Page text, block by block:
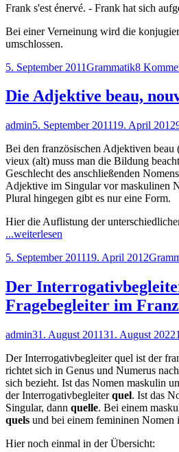
Frank s'est énervé. - Frank hat sich
Bei einer Verneinung wird die
umschlossen.
Veröffentlicht
5. September 2011Kategorien
Grammatik8
Die Adjektive beau,
Autor
adminVeröffentlicht
5. September 201119. April 2012
Bei den französischen Adjektiven beau
vieux (alt) muss man die Bildung
Geschlecht des anschließenden
Adjektive im Singular vor maskulinen
Plural hingegen gibt es nur eine Form.
Hier die Auflistung der
...weiterlesen
beau,
und
vieux"
Veröffentlicht
5. September 201119. April 2012
Der
Fragebegleiter im
Autor
adminVeröffentlicht
31. August 201131. August 2022
Der Interrogativbegleiter quel ist der
richtet sich in Genus und Numerus
sich bezieht. Ist das Nomen maskulin
der Interrogativbegleiterquel. Ist das
Singular, dann quelle. Bei einem
quels und bei einem femininen Nomen
Hier noch einmal in der Übersicht: